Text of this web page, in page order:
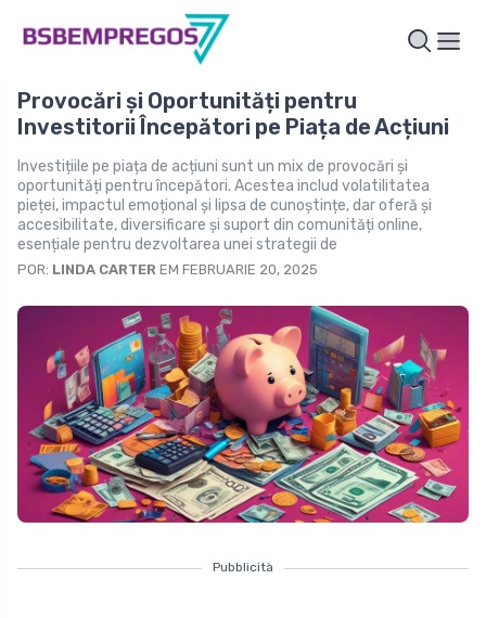
Provocări și Oportunități pentru
Investitorii Începători pe Piața de Acțiuni
Investițiile pe piața de acțiuni sunt un mix de provocări și
oportunități pentru începători. Acestea includ volatilitatea
pieței, impactul emoțional și lipsa de cunoștințe, dar oferă și
accesibilitate, diversificare și suport din comunități online,
esențiale pentru dezvoltarea unei strategii de
POR: LINDA CARTER EM FEBRUARIE 20, 2025
Pubblicità